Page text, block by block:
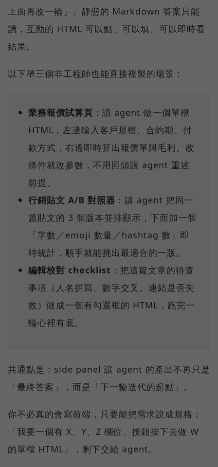
上面再改一輪」。靜態的 Markdown 答案只能
讀，互動的 HTML 可以點、可以填、可以即時看
結果。
以下舉三個非工程師也能直接複製的場景：
業務報價試算頁 ：請 agent 做一個單檔
HTML，左邊輸入客戶規模、合約期、付
款方式，右邊即時算出報價單與毛利。改
條件就改參數，不用回頭跟 agent 重述
前提。
行銷貼文 A/B 對照器 ：請 agent 把同一
篇貼文的 3 個版本並排顯示，下面加一個
「字數／emoji 數量／hashtag 數」即
時統計，順手就能挑出最適合的一版。
編輯校對 checklist ：把這篇文章的待查
事項（人名拼寫、數字交叉、連結是否失
效）做成一個有勾選框的 HTML，跑完一
輪心裡有底。
共通點是：side panel 讓 agent 的產出不再只是
「最終答案」，而是「下一輪迭代的起點」。
你不必真的會寫前端，只要能把需求說成規格：
「我要一個有 X、Y、Z 欄位、按鈕按下去做 W
的單檔 HTML」，剩下交給 agent。